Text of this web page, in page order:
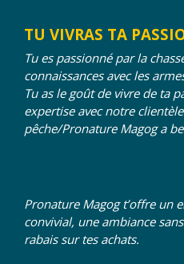
TU VIVRAS TA
Tu es passionné par la
connaissances avec les
Tu as le goût de vivre de ta
expertise avec notre
pêche/Pronature Magog a
Pronature Magog t’offre un
convivial, une ambiance
rabais sur tes achats.